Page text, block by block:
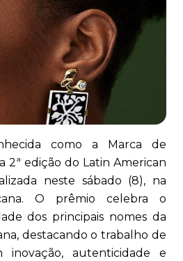
como a Marca de
2ª edição do Latin American
neste sábado (8), na
O prêmio celebra o
dos principais nomes da
destacando o trabalho de
inovação, autenticidade e